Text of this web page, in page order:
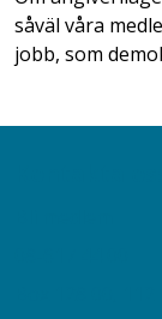
såväl våra
jobb, som